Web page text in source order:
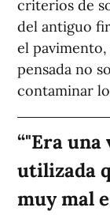
criterios de
del antiguo
el
pensada no
contaminar
"Era una
utilizada
muy mal